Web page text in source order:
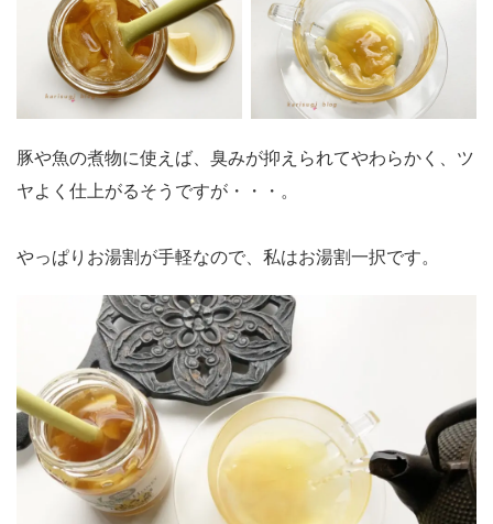
豚や魚の煮物に使えば、臭みが抑えられてやわらかく、ツ
ヤよく仕上がるそうですが・・・。
やっぱりお湯割が手軽なので、私はお湯割一択です。